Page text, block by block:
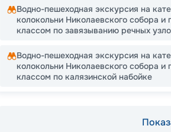
Водно-пешеходная экскурсия на
колокольни Николаевского собора
классом по завязыванию речных
Водно-пешеходная экскурсия на
колокольни Николаевского собора
классом по калязинской набойке